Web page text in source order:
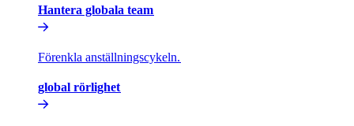
Hantera globala team​​
Förenkla anställningscykeln.​​
global rörlighet​​